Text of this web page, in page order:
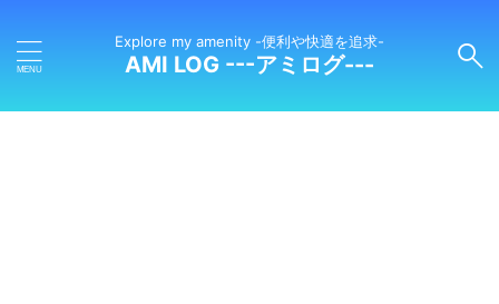
Explore my amenity -便利や快適を追求-
AMI LOG ---アミログ---